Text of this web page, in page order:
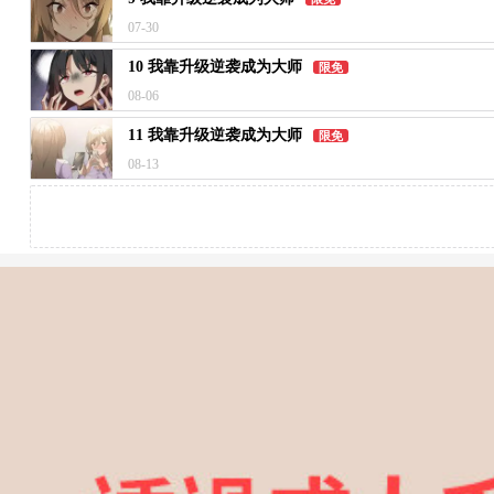
07-30
10 我靠升级逆袭成为大师 限免
08-06
11 我靠升级逆袭成为大师 限免
08-13